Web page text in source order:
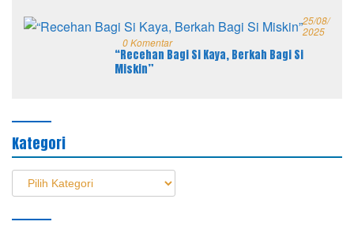
25/08/
2025
0 Komentar
“Recehan Bagi Si Kaya, Berkah Bagi Si
Miskin”
Kategori
Kategori